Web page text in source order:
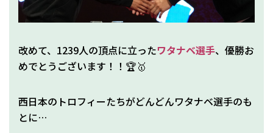
改めて、1239人の頂点に立ったワタナベ選手、優勝お
めでとうございます！！🏆🥇
西日本のトロフィーたちがどんどんワタナベ選手のも
とに…